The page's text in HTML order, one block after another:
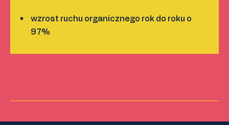
wzrost ruchu organicznego rok do roku o
97%